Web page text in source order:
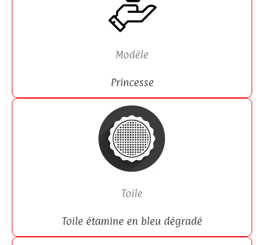
Modèle
Princesse
Toile
Toile étamine en bleu dégradé